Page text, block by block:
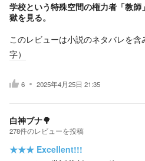
学校という特殊空間の権力者「教
獄を見る。
このレビューは小説のネタバレを含
字）
6 2025年4月25日 21:35
白神ブナ🌳
278件のレビューを投稿
★★★ Excellent!!!